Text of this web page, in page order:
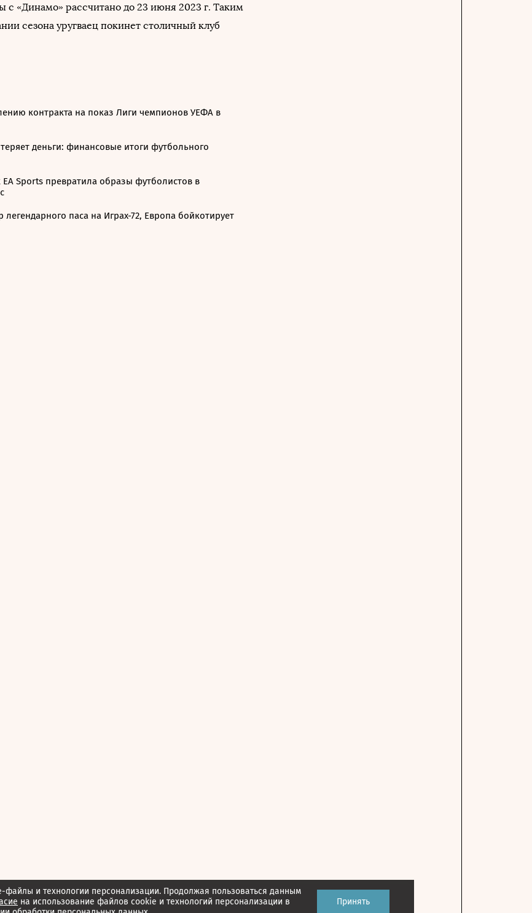
и технологии персонализации. Продолжая пользоваться данным
на использование файлов cookie и технологий персонализации в
Принять
с «Динамо» рассчитано до 23 июня 2023 г. Таким
сезона уругваец покинет столичный клуб
контракта на показ Лиги чемпионов УЕФА в
деньги: финансовые итоги футбольного
Sports превратила образы футболистов в
паса на Играх-72, Европа бойкотирует